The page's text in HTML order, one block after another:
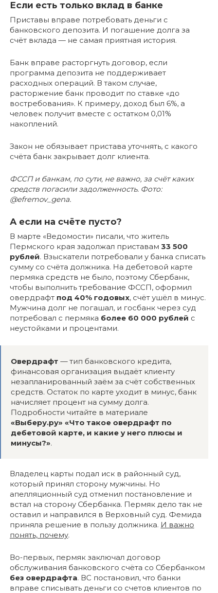
Если есть только вклад в банке
Приставы вправе потребовать деньги с
банковского депозита. И погашение долга за
счёт вклада — не самая приятная история.
Банк вправе расторгнуть договор, если
программа депозита не поддерживает
расходных операций. В таком случае,
расторжение банк проводит по ставке «до
востребования». К примеру, доход был 6%, а
человек получит вместе с остатком 0,01%
накоплений.
Закон не обязывает пристава уточнять, с какого
счёта банк закрывает долг клиента.
ФССП и банкам, по сути, не важно, за счёт каких
средств погасили задолженность. Фото:
@efremov_gena.
А если на счёте пусто?
В марте «Ведомости» писали, что житель
Пермского края задолжал приставам 33 500
рублей. Взыскатели потребовали у банка списать
сумму со счёта должника. На дебетовой карте
пермяка средств не было, поэтому Сбербанк,
чтобы выполнить требование ФССП, оформил
овердрафт под 40% годовых, счёт ушёл в минус.
Мужчина долг не погашал, и госбанк через суд
потребовал с пермяка более 60 000 рублей с
неустойками и процентами.
Овердрафт — тип банковского кредита,
финансовая организация выдаёт клиенту
незапланированный заём за счёт собственных
средств. Остаток по карте уходит в минус, банк
начисляет процент на сумму долга.
Подробности читайте в материале
«Выберу.ру» «Что такое овердрафт по
дебетовой карте, и какие у него плюсы и
минусы?».
Владелец карты подал иск в районный суд,
который принял сторону мужчины. Но
апелляционный суд отменил постановление и
встал на сторону Сбербанка. Пермяк дело так не
оставил и направился в Верховный суд. Фемида
приняла решение в пользу должника. И важно
понять, почему.
Во-первых, пермяк заключал договор
обслуживания банковского счёта со Сбербанком
без овердрафта. ВС постановил, что банки
вправе списывать деньги со счетов клиентов по